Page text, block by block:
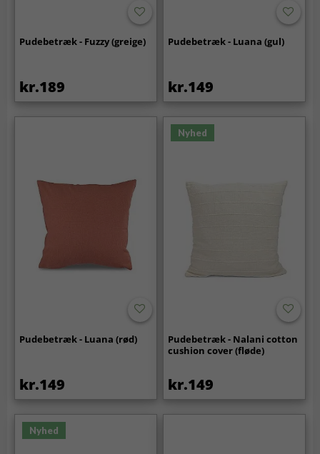
Pudebetræk - Fuzzy (greige)
kr.189
Pudebetræk - Luana (gul)
kr.149
Pudebetræk - Luana (rød)
kr.149
Nyhed
Pudebetræk - Nalani cotton
cushion cover (fløde)
kr.149
Nyhed